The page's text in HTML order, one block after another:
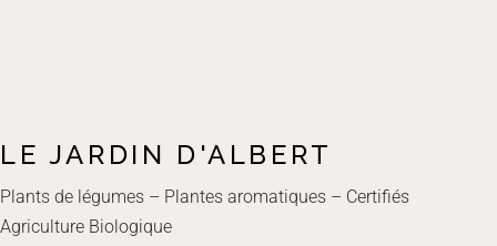
LE JARDIN D'ALBERT
Plants de légumes – Plantes aromatiques – Certifiés
Agriculture Biologique